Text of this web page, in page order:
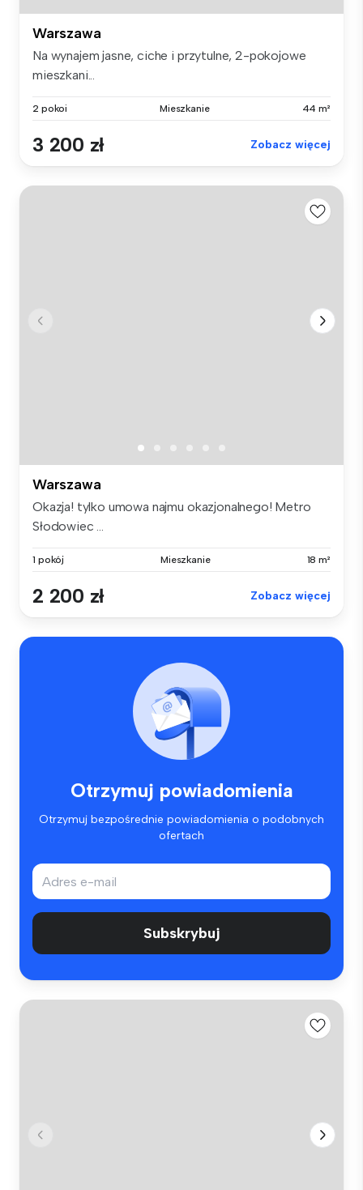
Warszawa
Na wynajem jasne, ciche i przytulne, 2-pokojowe
mieszkani...
2 pokoi Mieszkanie 44 m²
3 200 zł Zobacz więcej
Warszawa
Okazja! tylko umowa najmu okazjonalnego! Metro
Słodowiec ...
1 pokój Mieszkanie 18 m²
2 200 zł Zobacz więcej
Otrzymuj powiadomienia
Otrzymuj bezpośrednie powiadomienia o podobnych
ofertach
Subskrybuj